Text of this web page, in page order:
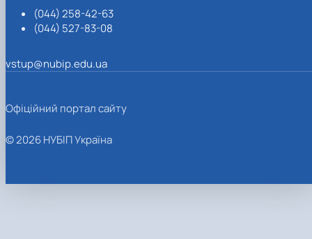
(044) 258-42-63
(044) 527-83-08
vstup@nubip.edu.ua
Офіційний портал сайту
© 2026 НУБІП Україна